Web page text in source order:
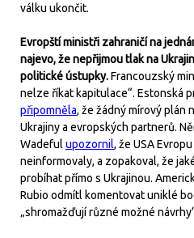
válku ukončit.
Evropští ministři zahraničí na
najevo, že nepřijmou tlak na
politické ústupky.Francouzský
nelze říkat kapitulace“. Estonská
připomněla, že žádný mírový plán
Ukrajiny a evropských partnerů.
Wadeful upozornil, že USA
neinformovaly, a zopakoval, že
probíhat přímo s Ukrajinou.
Rubio odmítl komentovat uniklé
„shromažďují různé možné